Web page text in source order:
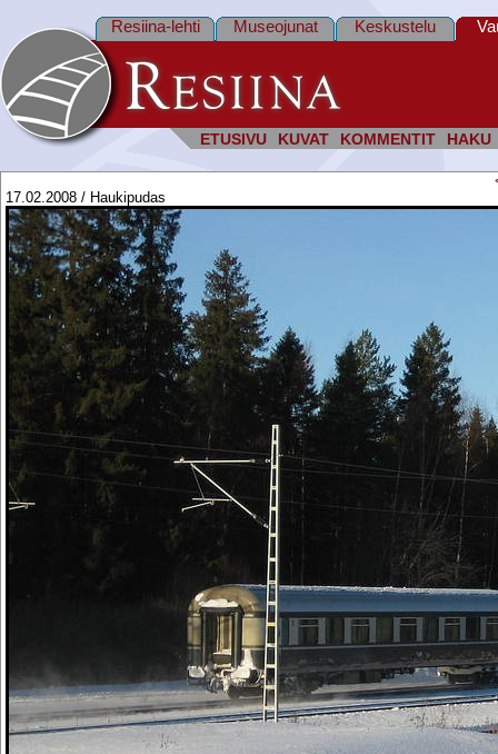
ETUSIVU KUVAT KOMMENTIT HAKU
Resiina-lehti Museojunat Keskustelu
17.02.2008 / Haukipudas